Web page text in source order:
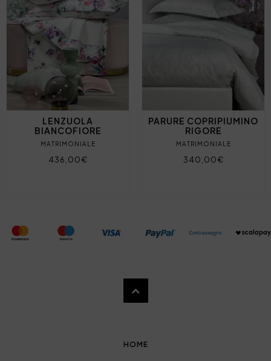
LENZUOLA
BIANCOFIORE
MATRIMONIALE
436,00€
PARURE COPRIPIUMINO
RIGORE
MATRIMONIALE
340,00€
HOME